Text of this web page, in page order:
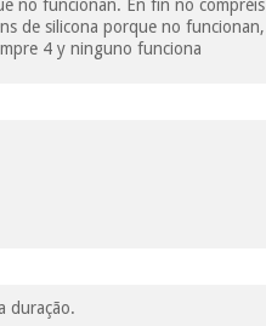
no funcionan. En fin no compréis
de silicona porque no funcionan,
4 y ninguno funciona
duração.